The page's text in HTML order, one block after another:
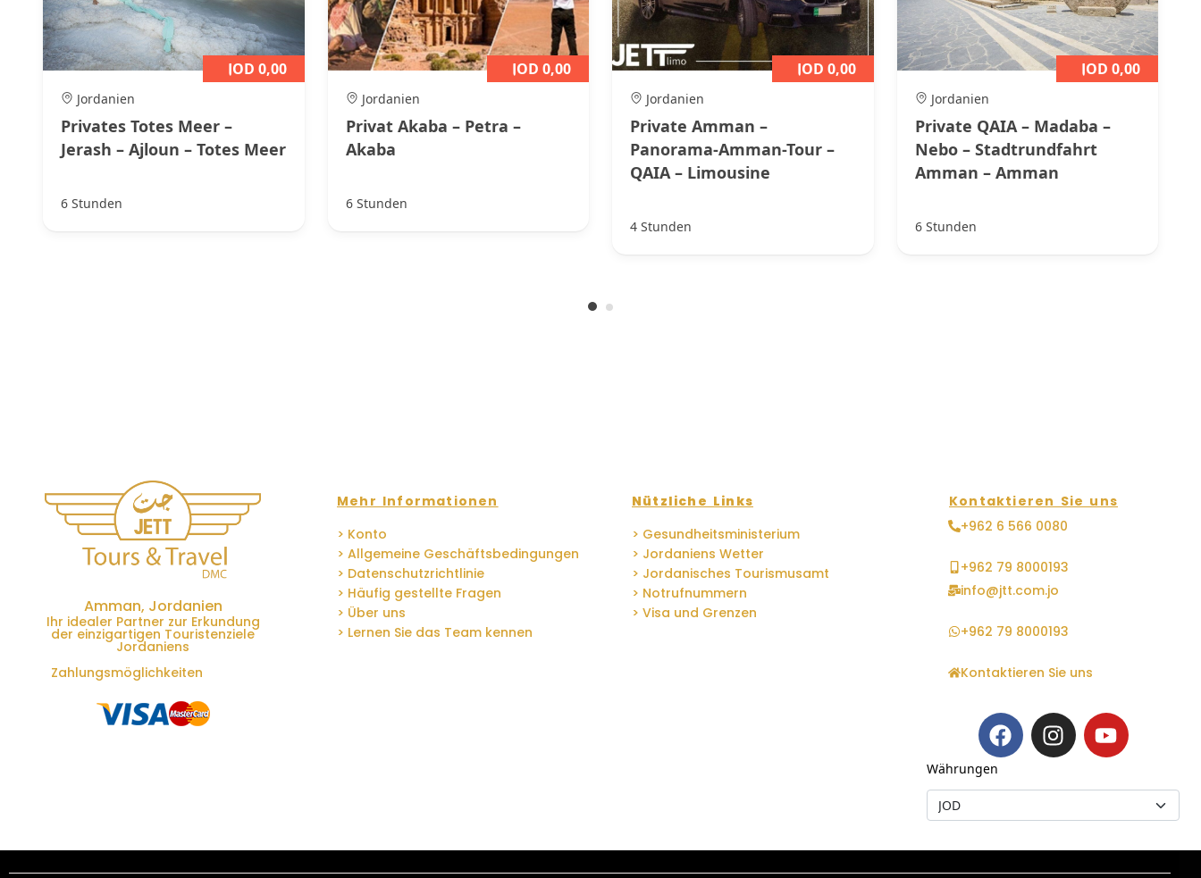
Jordanien
Privates Totes Meer –
Jerash – Ajloun – Totes Meer
JOD 0,00
6 Stunden
Jordanien
Privat Akaba – Petra –
Akaba
JOD 0,00
6 Stunden
Jordanien
Private Amman –
Panorama-Amman-Tour –
QAIA – Limousine
JOD 0,00
4 Stunden
Jordanien
Private QAIA – Madaba –
Nebo – Stadtrundfahrt
Amman – Amman
JOD 0,00
6 Stunden
Amman, Jordanien
Ihr idealer Partner zur Erkundung
der einzigartigen Touristenziele
Jordaniens
Zahlungsmöglichkeiten
Mehr Informationen
> Konto
> Allgemeine Geschäftsbedingungen
> Datenschutzrichtlinie
> Häufig gestellte Fragen
> Über uns
> Lernen Sie das Team kennen
Nützliche Links
> Gesundheitsministerium
> Jordaniens Wetter
> Jordanisches Tourismusamt
> Notrufnummern
> Visa und Grenzen
Kontaktieren Sie uns
+962 6 566 0080
+962 79 8000193
info@jtt.com.jo
+962 79 8000193
Kontaktieren Sie uns
Währungen